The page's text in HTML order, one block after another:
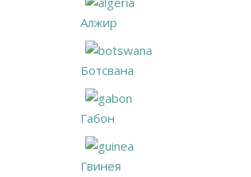
Алжир
Ботсвана
Габон
Гвинея